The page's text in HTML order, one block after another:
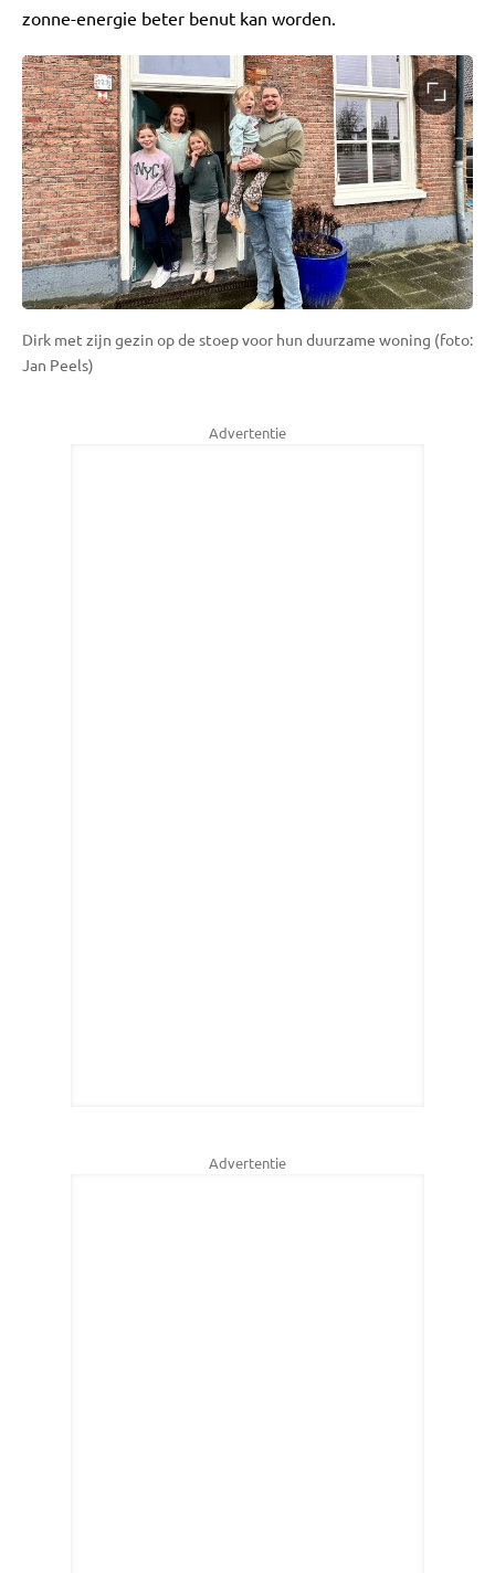
zonne-energie beter benut kan worden.
Dirk met zijn gezin op de stoep voor hun duurzame woning (foto:
Jan Peels)
Advertentie
Advertentie